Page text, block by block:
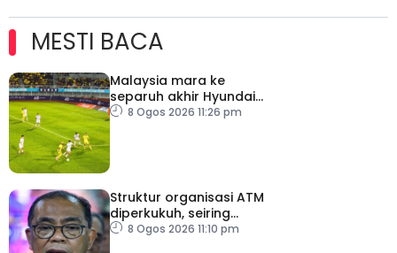
MESTI BACA
Malaysia mara ke
separuh akhir Hyundai
ASEAN Cup
8 Ogos 2026 11:26 pm
Struktur organisasi ATM
diperkukuh, seiring
pemodenan aset
8 Ogos 2026 11:10 pm